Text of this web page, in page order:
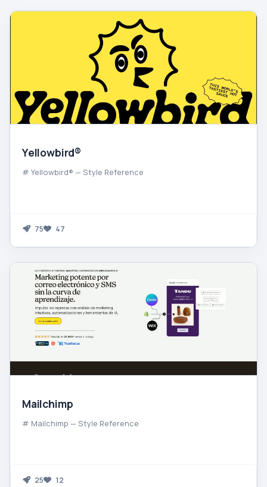
Yellowbird®
# Yellowbird® — Style Reference
75 47
Mailchimp
# Mailchimp — Style Reference
25 12